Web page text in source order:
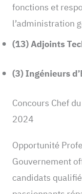
fonctions et
l’administration
(13) Adjoints
(3) Ingénieurs
Concours Chef
2024
Opportunité
Gouvernement
candidats